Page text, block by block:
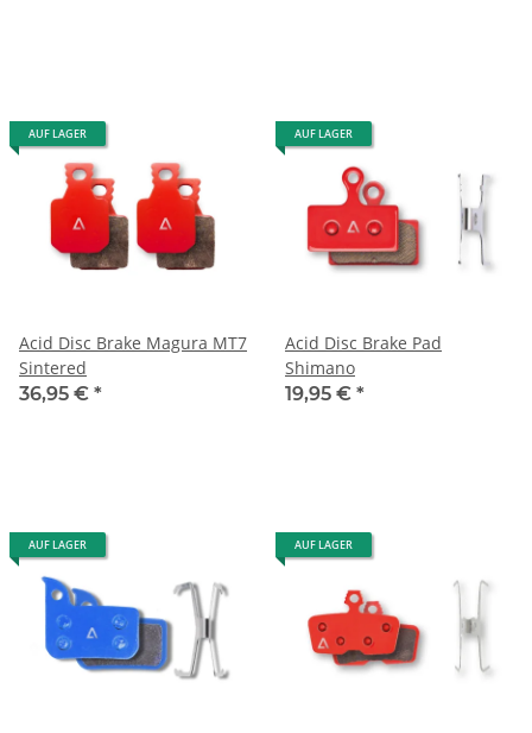
AUF LAGER
Acid Disc Brake Magura MT7
Sintered
36,95 € *
AUF LAGER
Acid Disc Brake Pad
Shimano
19,95 € *
AUF LAGER AUF LAGER